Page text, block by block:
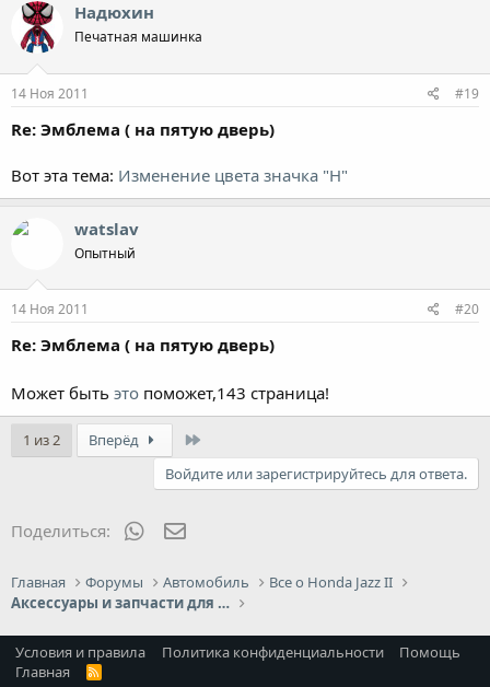
Надюхин
Печатная машинка
14 Ноя 2011 #19
Re: Эмблема ( на пятую дверь)
Вот эта тема: Изменение цвета значка "Н"
watslav
Опытный
14 Ноя 2011 #20
Re: Эмблема ( на пятую дверь)
Может быть это поможет,143 страница!
1 из 2 Вперёд
Войдите или зарегистрируйтесь для ответа.
Поделиться: WhatsApp
Главная Форумы Автомобиль
Все о Honda Jazz II
Аксессуары и запчасти для Jazz II
Условия и правила Политика конфиденциальности
Помощь
Главная
R